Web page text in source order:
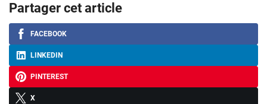
Partager cet article
FACEBOOK
LINKEDIN
PINTEREST
X